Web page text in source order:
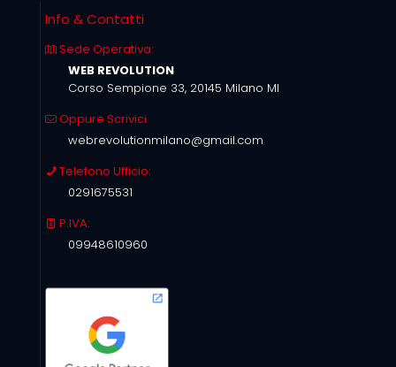
Info & Contatti
Sede Operativa:
WEB REVOLUTION
Corso Sempione 33, 20145 Milano MI
Oppure Scrivici
webrevolutionmilano@gmail.com
Telefono Ufficio:
0291675531
P.IVA:
09948610960